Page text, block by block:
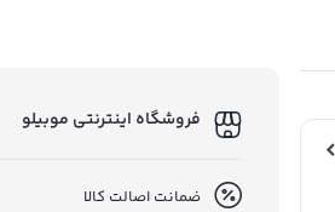
فروشگاه اینترنتی موبیلو
ضمانت اصالت کالا